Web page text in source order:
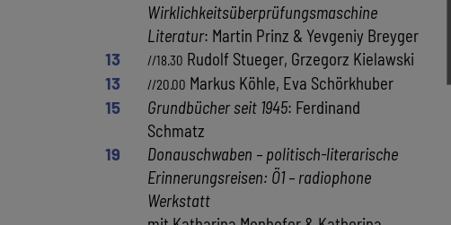
Wirklichkeitsüberprüfungsmaschine
Literatur: Martin Prinz & Yevgeniy Breyger
13
//18.30 Rudolf Stueger, Grzegorz Kielawski
13
//20.00 Markus Köhle, Eva Schörkhuber
15
Grundbücher seit 1945: Ferdinand
Schmatz
19
Donauschwaben – politisch-literarische
Erinnerungsreisen: Ö1 – radiophone
Werkstatt